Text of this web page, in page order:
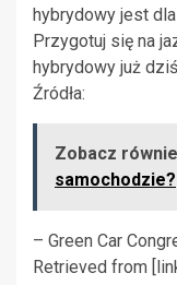
hybrydowy jest
Przygotuj się na
hybrydowy już
Źródła:
Zobacz
samochodzie?
– Green Car
Retrieved from